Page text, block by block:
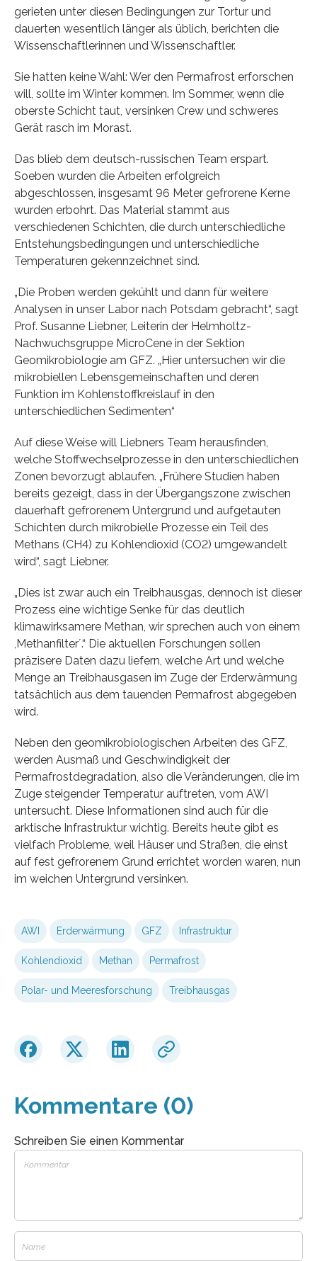
gerieten unter diesen Bedingungen zur Tortur und
dauerten wesentlich länger als üblich, berichten die
Wissenschaftlerinnen und Wissenschaftler.
Sie hatten keine Wahl: Wer den Permafrost erforschen
will, sollte im Winter kommen. Im Sommer, wenn die
oberste Schicht taut, versinken Crew und schweres
Gerät rasch im Morast.
Das blieb dem deutsch-russischen Team erspart.
Soeben wurden die Arbeiten erfolgreich
abgeschlossen, insgesamt 96 Meter gefrorene Kerne
wurden erbohrt. Das Material stammt aus
verschiedenen Schichten, die durch unterschiedliche
Entstehungsbedingungen und unterschiedliche
Temperaturen gekennzeichnet sind.
„Die Proben werden gekühlt und dann für weitere
Analysen in unser Labor nach Potsdam gebracht“, sagt
Prof. Susanne Liebner, Leiterin der Helmholtz-
Nachwuchsgruppe MicroCene in der Sektion
Geomikrobiologie am GFZ. „Hier untersuchen wir die
mikrobiellen Lebensgemeinschaften und deren
Funktion im Kohlenstoffkreislauf in den
unterschiedlichen Sedimenten“
Auf diese Weise will Liebners Team herausfinden,
welche Stoffwechselprozesse in den unterschiedlichen
Zonen bevorzugt ablaufen. „Frühere Studien haben
bereits gezeigt, dass in der Übergangszone zwischen
dauerhaft gefrorenem Untergrund und aufgetauten
Schichten durch mikrobielle Prozesse ein Teil des
Methans (CH4) zu Kohlendioxid (CO2) umgewandelt
wird“, sagt Liebner.
„Dies ist zwar auch ein Treibhausgas, dennoch ist dieser
Prozess eine wichtige Senke für das deutlich
klimawirksamere Methan, wir sprechen auch von einem
,Methanfilter´.“ Die aktuellen Forschungen sollen
präzisere Daten dazu liefern, welche Art und welche
Menge an Treibhausgasen im Zuge der Erderwärmung
tatsächlich aus dem tauenden Permafrost abgegeben
wird.
Neben den geomikrobiologischen Arbeiten des GFZ,
werden Ausmaß und Geschwindigkeit der
Permafrostdegradation, also die Veränderungen, die im
Zuge steigender Temperatur auftreten, vom AWI
untersucht. Diese Informationen sind auch für die
arktische Infrastruktur wichtig. Bereits heute gibt es
vielfach Probleme, weil Häuser und Straßen, die einst
auf fest gefrorenem Grund errichtet worden waren, nun
im weichen Untergrund versinken.
AWI Erderwärmung GFZ Infrastruktur
Kohlendioxid Methan Permafrost
Polar- und Meeresforschung Treibhausgas
Kommentare (0)
Schreiben Sie einen Kommentar